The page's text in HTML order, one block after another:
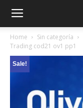
Home Sin categoría
Trading cod21 ov1 pp1
Sale!